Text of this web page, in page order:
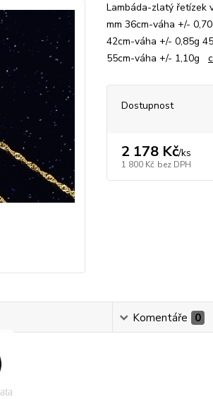
Lambáda-zlatý řetízek
mm 36cm-váha +/-
42cm-váha +/- 0,85g
55cm-váha +/- 1,10g
Dostupnost
2 178 Kč/ks
1 800 Kč bez DPH
Komentáře 0